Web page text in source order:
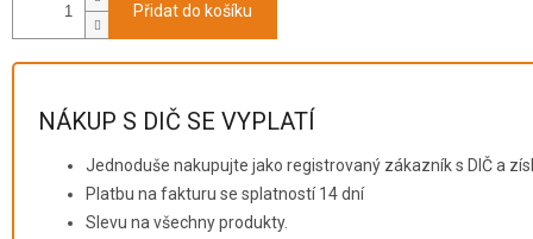
Přidat do košíku
NÁKUP S DIČ SE VYPLATÍ
Jednoduše nakupujte jako registrovaný zákazník s DIČ a
Platbu na fakturu se splatností 14 dní
Slevu na všechny produkty.